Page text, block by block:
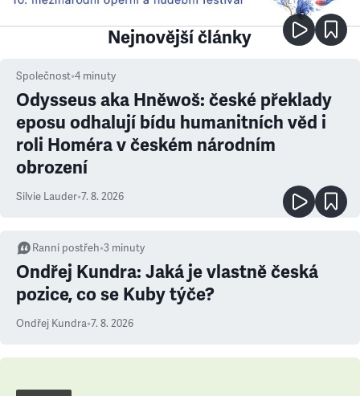
Nejnovější články
Společnost•4 minuty
Odysseus aka Hněwoš: české překlady
eposu odhalují bídu humanitních věd i
roli Homéra v českém národním
obrození
Silvie Lauder•7. 8. 2026
Ranní postřeh•3 minuty
Ondřej Kundra: Jaká je vlastně česká
pozice, co se Kuby týče?
Ondřej Kundra•7. 8. 2026